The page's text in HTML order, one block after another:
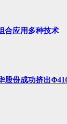
合应用多种技术
股份成功挤出